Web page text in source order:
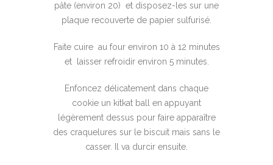
pâte (environ 20) et disposez-les sur une
plaque recouverte de papier sulfurisé.
Faite cuire au four environ 10 à 12 minutes
et laisser refroidir environ 5 minutes.
Enfoncez délicatement dans chaque
cookie un kitkat ball en appuyant
légèrement dessus pour faire apparaître
des craquelures sur le biscuit mais sans le
casser. Il va durcir ensuite.